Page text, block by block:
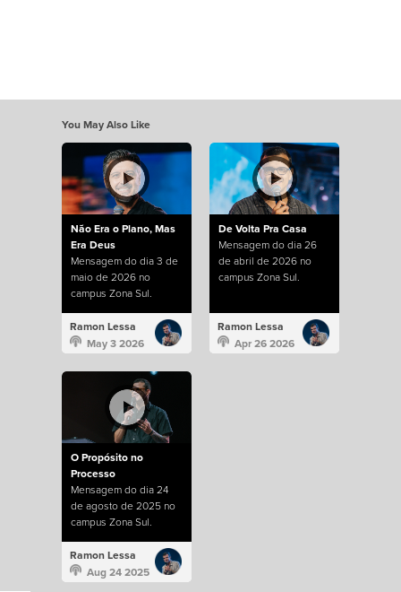
You May Also Like
Não Era o Plano, Mas
Era Deus
Mensagem do dia 3 de
maio de 2026 no
campus Zona Sul.
Ramon Lessa
May 3 2026
De Volta Pra Casa
Mensagem do dia 26
de abril de 2026 no
campus Zona Sul.
Ramon Lessa
Apr 26 2026
O Propósito no
Processo
Mensagem do dia 24
de agosto de 2025 no
campus Zona Sul.
Ramon Lessa
Aug 24 2025